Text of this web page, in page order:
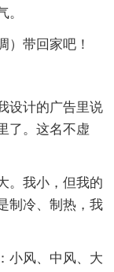
带回家吧！
计的广告里说
了。这名不虚
我小，但我的
制冷、制热，我
风、中风、大